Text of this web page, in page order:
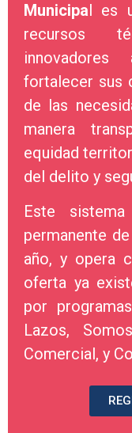
Municipal es
recursos
fortalecer sus
de las
manera
equidad
del delito y
Este
permanente
año, y opera
oferta ya
por
Lazos,
Comercial, y